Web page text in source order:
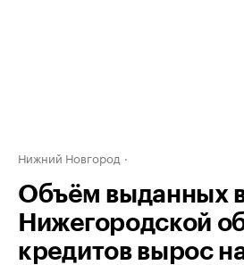
Нижний Новгород
Объём выданных
Нижегородской
кредитов вырос